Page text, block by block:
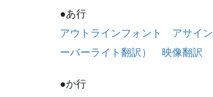
●あ行
アウトラインフォント
アサイン
ーバーライト翻訳）
映像翻訳
●か行